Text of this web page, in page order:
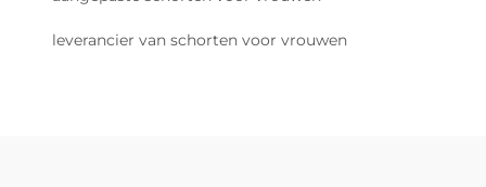
leverancier van schorten voor vrouwen